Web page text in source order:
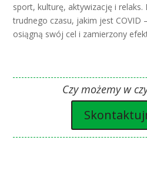
sport, kulturę, aktywizację i
trudnego czasu, jakim jest COVID
osiągną swój cel i zamierzony
Czy możemy w